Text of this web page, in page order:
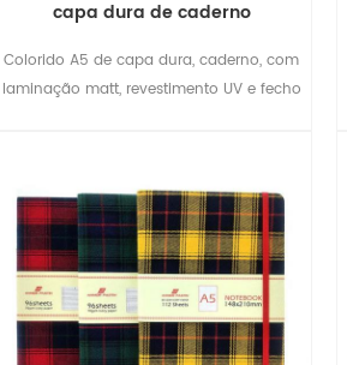
capa dura de caderno
Colorido A5 de capa dura, caderno, com
laminação matt, revestimento UV e fecho